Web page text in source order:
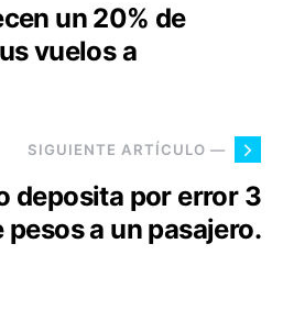
un 20% de
vuelos a
SIGUIENTE ARTÍCULO —
deposita por error 3
a un pasajero.